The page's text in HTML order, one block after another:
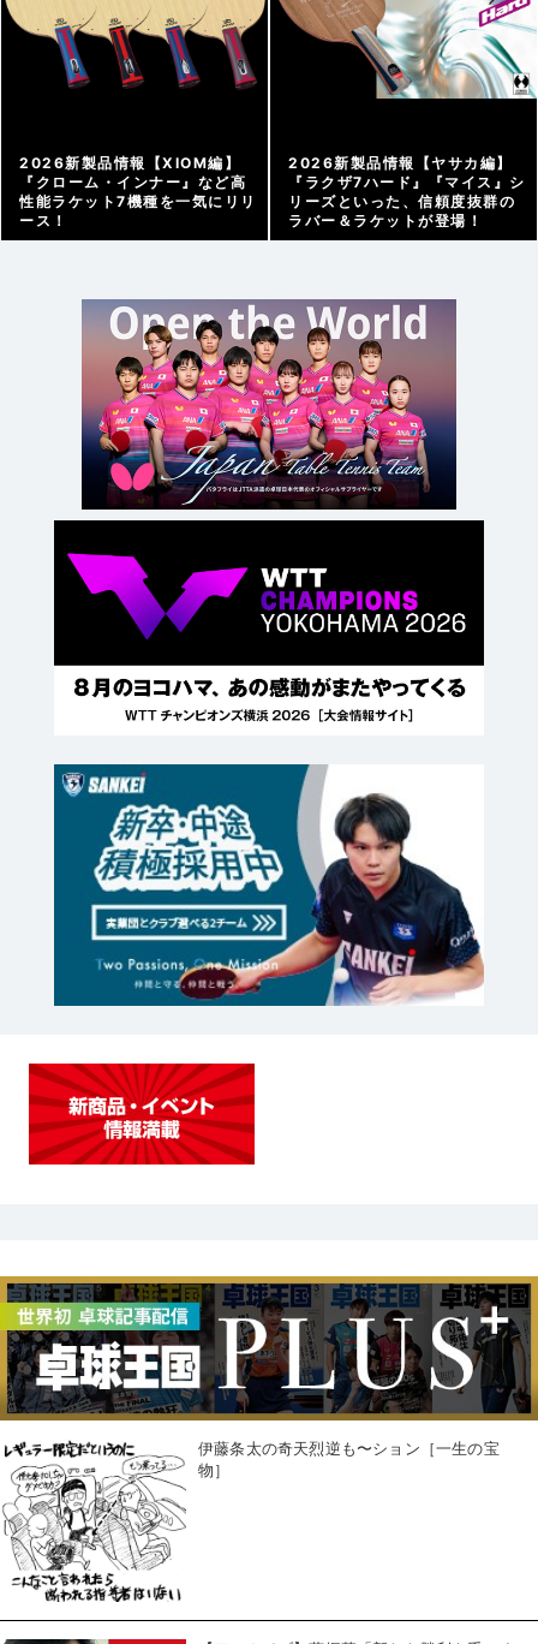
2026新製品情報【XIOM編】
『クローム・インナー』など高
性能ラケット7機種を一気にリリ
ース！
2026新製品情報【ヤサカ編】
『ラクザ7ハード』『マイス』シ
リーズといった、信頼度抜群の
ラバー＆ラケットが登場！
伊藤条太の奇天烈逆も〜ション［一生の宝
物］